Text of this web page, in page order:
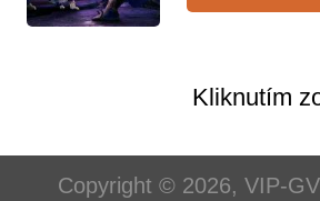
Kliknutím
Copyright © 2026, VIP-